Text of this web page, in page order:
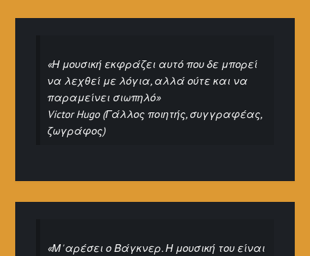
«Η μουσική εκφράζει αυτό που δε μπορεί
να λεχθεί με λόγια, αλλά ούτε και να
παραμείνει σιωπηλό»
Victor Hugo (Γάλλος ποιητής, συγγραφέας,
ζωγράφος)
«Μ' αρέσει ο Βάγκνερ. Η μουσική του είναι